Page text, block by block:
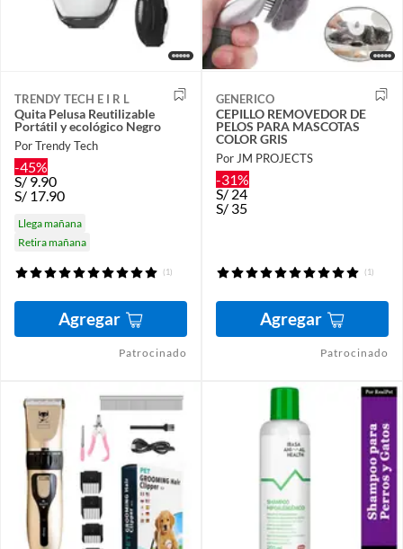
TRENDY TECH E I R L
Quita Pelusa Reutilizable
Portátil y ecológico Negro
Por Trendy Tech
-45%
S/ 9.90
S/ 17.90
Llega mañana
Retira mañana
(1)
Agregar
Patrocinado
GENERICO
CEPILLO REMOVEDOR DE
PELOS PARA MASCOTAS
COLOR GRIS
Por JM PROJECTS
-31%
S/ 24
S/ 35
(1)
Agregar
Patrocinado